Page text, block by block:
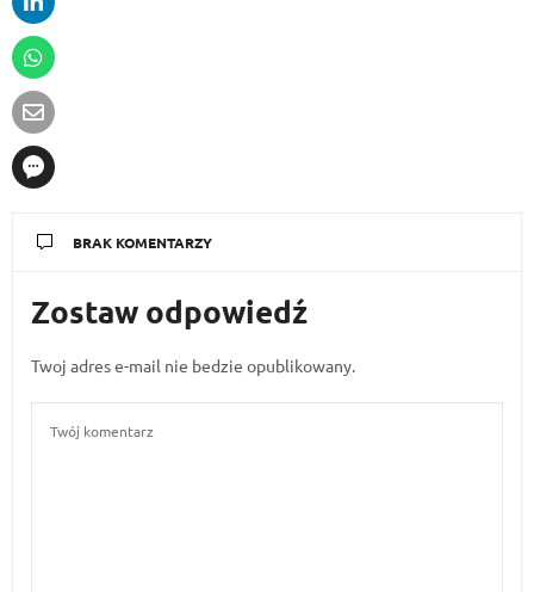
BRAK KOMENTARZY
Zostaw odpowiedź
Twoj adres e-mail nie bedzie opublikowany.